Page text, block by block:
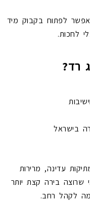
לפתוח בקבוק מיד
לחכות.
רד?
בישראל
עדינה, מרירות
שרוצה בירה קצת יותר
לקהל רחב.